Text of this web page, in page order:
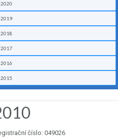
2020
2019
2018
2017
2016
2015
číslo: 049026